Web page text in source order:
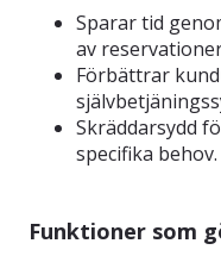
Sparar tid
av
Förbättrar
Skräddarsydd
specifika behov.
Funktioner som